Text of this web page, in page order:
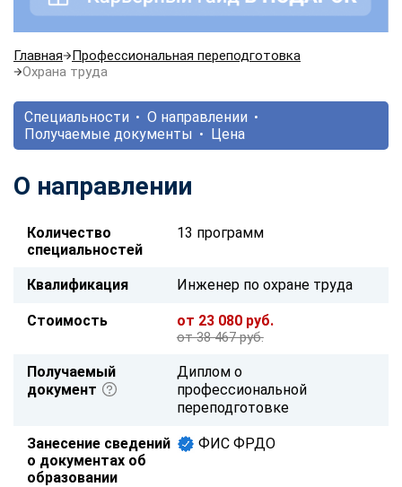
Главная
Профессиональная переподготовка
Охрана труда
Специальности
О направлении
Получаемые документы
Цена
О направлении
Количество
специальностей
13 программ
Квалификация Инженер по охране труда
Стоимость от 23 080 руб.
от 38 467 руб.
Получаемый
документ
Диплом о
профессиональной
переподготовке
Занесение сведений
о документах об
образовании
ФИС ФРДО